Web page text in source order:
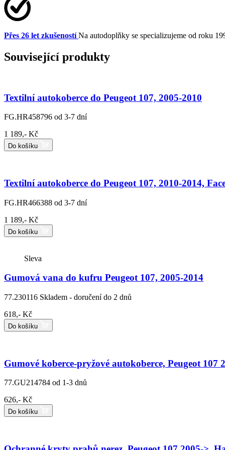
Přes 26 let zkušeností Na autodoplňky se specializujeme od roku
Související produkty
Textilní autokoberce do Peugeot 107, 2005-2010
FG.HR458796 od 3-7 dní
1 189,- Kč
Do košíku
Textilní autokoberce do Peugeot 107, 2010-2014,
FG.HR466388 od 3-7 dní
1 189,- Kč
Do košíku
Sleva
Gumová vana do kufru Peugeot 107, 2005-2014
77.230116 Skladem - doručení do 2 dnů
618,- Kč
Do košíku
Gumové koberce-pryžové autokoberce, Peugeot 107
77.GU214784 od 1-3 dnů
626,- Kč
Do košíku